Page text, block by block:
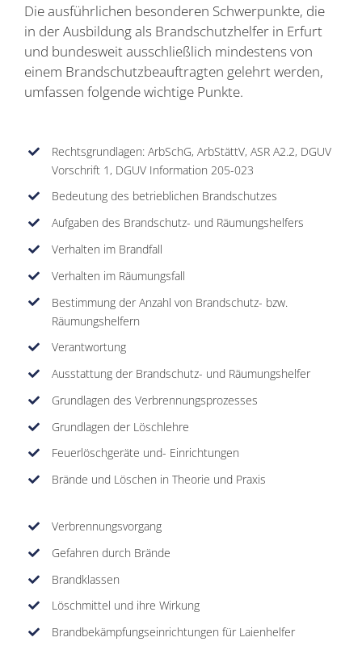
Die ausführlichen besonderen Schwerpunkte, die
in der Ausbildung als Brandschutzhelfer in Erfurt
und bundesweit ausschließlich mindestens von
einem Brandschutzbeauftragten gelehrt werden,
umfassen folgende wichtige Punkte.
Rechtsgrundlagen: ArbSchG, ArbStättV, ASR A2.2, DGUV
Vorschrift 1, DGUV Information 205-023
Bedeutung des betrieblichen Brandschutzes
Aufgaben des Brandschutz- und Räumungshelfers
Verhalten im Brandfall
Verhalten im Räumungsfall
Bestimmung der Anzahl von Brandschutz- bzw.
Räumungshelfern
Verantwortung
Ausstattung der Brandschutz- und Räumungshelfer
Grundlagen des Verbrennungsprozesses
Grundlagen der Löschlehre
Feuerlöschgeräte und- Einrichtungen
Brände und Löschen in Theorie und Praxis
Verbrennungsvorgang
Gefahren durch Brände
Brandklassen
Löschmittel und ihre Wirkung
Brandbekämpfungseinrichtungen für Laienhelfer